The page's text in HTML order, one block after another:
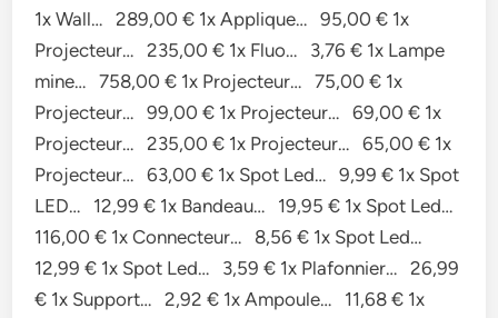
1x Wall… 289,00 € 1x Applique… 95,00 € 1x
Projecteur… 235,00 € 1x Fluo… 3,76 € 1x Lampe
mine… 758,00 € 1x Projecteur… 75,00 € 1x
Projecteur… 99,00 € 1x Projecteur… 69,00 € 1x
Projecteur… 235,00 € 1x Projecteur… 65,00 € 1x
Projecteur… 63,00 € 1x Spot Led… 9,99 € 1x Spot
LED… 12,99 € 1x Bandeau… 19,95 € 1x Spot Led…
116,00 € 1x Connecteur… 8,56 € 1x Spot Led…
12,99 € 1x Spot Led… 3,59 € 1x Plafonnier… 26,99
€ 1x Support… 2,92 € 1x Ampoule… 11,68 € 1x